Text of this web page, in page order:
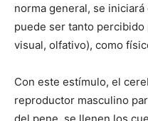
norma general, se
puede ser tanto
visual, olfativo), como
Con este estímulo, el
reproductor masculino